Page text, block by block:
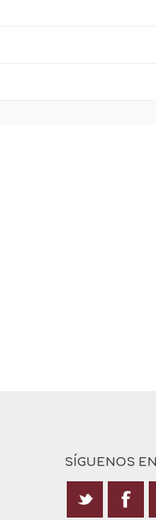
SÍGUENOS EN